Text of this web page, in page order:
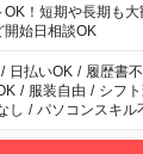
・
・23:00～翌8:00 な
OK！短期や長期も
開始日相談OK
/ 日払いOK / 履歴書
/ 服装自由 / シフ
し / パソコンスキル